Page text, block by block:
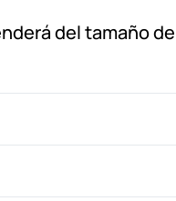
del tamaño